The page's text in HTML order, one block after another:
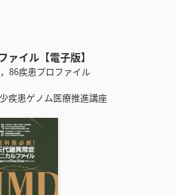
イル【電子版】
86疾患プロファイル
疾患ゲノム医療推進講座